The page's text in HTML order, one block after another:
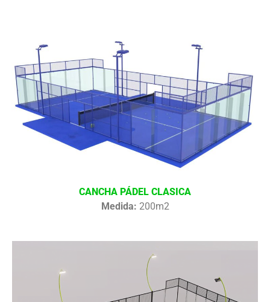
CANCHA PÁDEL CLASICA
Medida: 200m2